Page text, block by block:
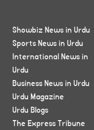
Showbiz News in Urdu
Sports News in Urdu
International News in
Urdu
Business News in Urdu
Urdu Magazine
Urdu Blogs
The Express Tribune